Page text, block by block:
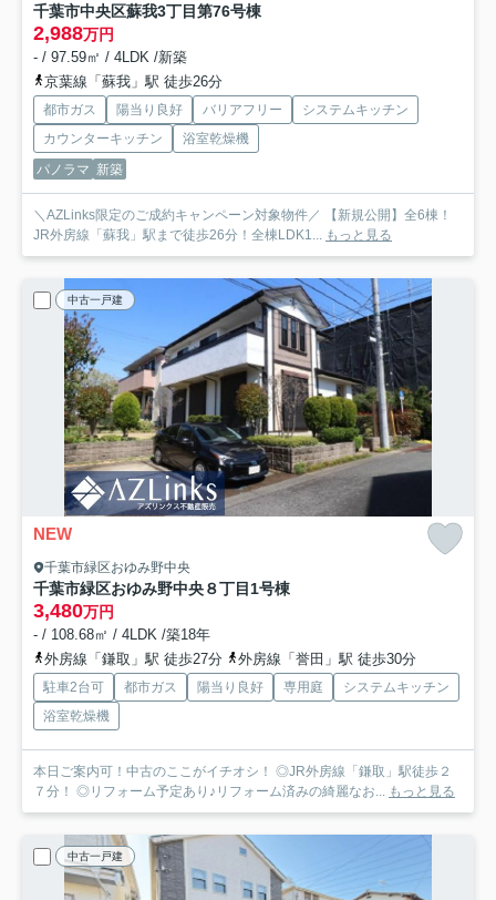
千葉市中央区蘇我3丁目第76号棟
2,988万円
- / 97.59㎡ / 4LDK /新築
京葉線「蘇我」駅 徒歩26分
都市ガス 陽当り良好 バリアフリー
システムキッチン
カウンターキッチン
浴室乾燥機
パノラマ 新築
＼AZLinks限定のご成約キャンペーン対象物件／ 【新規公開】全6棟！
JR外房線「蘇我」駅まで徒歩26分！全棟LDK1... もっと見る
中古一戸建
NEW
千葉市緑区おゆみ野中央
千葉市緑区おゆみ野中央８丁目1号棟
3,480万円
- / 108.68㎡ / 4LDK /築18年
外房線「鎌取」駅 徒歩27分
外房線「誉田」駅 徒歩30分
駐車2台可 都市ガス 陽当り良好 専用庭
システムキッチン
浴室乾燥機
本日ご案内可！中古のここがイチオシ！ ◎JR外房線「鎌取」駅徒歩２
７分！ ◎リフォーム予定あり♪リフォーム済みの綺麗なお... もっと見る
中古一戸建